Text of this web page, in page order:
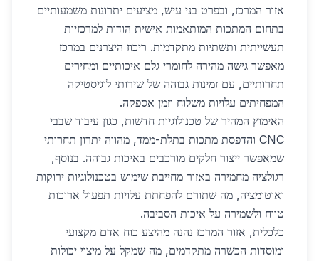
אזור המרכז, ובפרט בני עיש, מציעים יתרונות משמעותיים
בתחום המתכות המותאמות אישית הודות למרכזיות
תעשייתית ותשתיות מתקדמות. ריכוז היצרנים במרכז
מאפשר גישה מהירה לחומרי גלם איכותיים ומחירים
תחרותיים, עם זמינות גבוהה של שירותי לוגיסטיקה
המפחיתים עלויות משלוח וזמן אספקה.
האימוץ המהיר של טכנולוגיות חדשות, כגון עיבוד שבבי
CNC והדפסת מתכות בתלת-ממד, מהווה יתרון תחרותי
שמאפשר ייצור חלקים מורכבים באיכות גבוהה. בנוסף,
רגולציה מחמירה באזור מחייבת שימוש בטכנולוגיות ירוקות
ואוטומציה, מה שתורם להפחתת עלויות תפעול ארוכות
טווח ולשמירה על איכות הסביבה.
כלכלית, אזור המרכז נהנה מהיצע כוח אדם מקצועי
ומוסדות הכשרה מתקדמים, מה שמקל על מיצוי יכולות